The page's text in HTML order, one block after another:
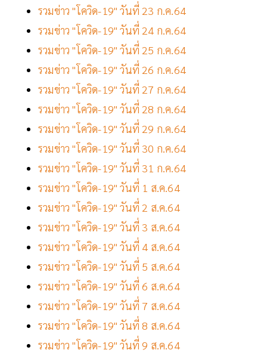
รวมข่าว "โควิด-19" วันที่ 23 ก.ค.64
รวมข่าว "โควิด-19" วันที่ 24 ก.ค.64
รวมข่าว "โควิด-19" วันที่ 25 ก.ค.64
รวมข่าว "โควิด-19" วันที่ 26 ก.ค.64
รวมข่าว "โควิด-19" วันที่ 27 ก.ค.64
รวมข่าว "โควิด-19" วันที่ 28 ก.ค.64
รวมข่าว "โควิด-19" วันที่ 29 ก.ค.64
รวมข่าว "โควิด-19" วันที่ 30 ก.ค.64
รวมข่าว "โควิด-19" วันที่ 31 ก.ค.64
รวมข่าว "โควิด-19" วันที่ 1 ส.ค.64
รวมข่าว "โควิด-19" วันที่ 2 ส.ค.64
รวมข่าว "โควิด-19" วันที่ 3 ส.ค.64
รวมข่าว "โควิด-19" วันที่ 4 ส.ค.64
รวมข่าว "โควิด-19" วันที่ 5 ส.ค.64
รวมข่าว "โควิด-19" วันที่ 6 ส.ค.64
รวมข่าว "โควิด-19" วันที่ 7 ส.ค.64
รวมข่าว "โควิด-19" วันที่ 8 ส.ค.64
รวมข่าว "โควิด-19" วันที่ 9 ส.ค.64